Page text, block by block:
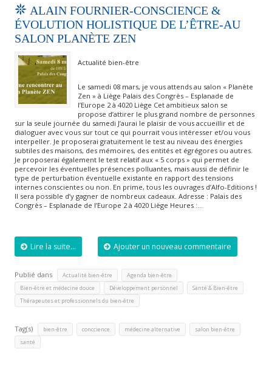
ALAIN FOURNIER-CONSCIENCE &
ÉVOLUTION HOLISTIQUE DE L’ÊTRE-AU
SALON PLANÈTE ZEN
Actualité bien-être
Le samedi 08 mars, je vous attends au salon « Planète
Zen » à Liège Palais des Congrès – Esplanade de
l’Europe 2 à 4020 Liège Cet ambitieux salon se
propose d’attirer le plus grand nombre de personnes
sur la seule journée du samedi J’aurai le plaisir de vous accueillir et de
dialoguer avec vous sur tout ce qui pourrait vous intéresser et/ou vous
interpeller. Je proposerai gratuitement le test au niveau des énergies
subtiles des maisons, des mémoires, des entités et égrégores ou autres.
Je proposerai également le test relatif aux « 5 corps » qui permet de
percevoir les éventuelles présences polluantes, mais aussi de définir le
type de perturbation éventuelle existante en rapport des tensions
internes conscientes ou non. En prime, tous les ouvrages d’Alfo-Editions !
Il sera possible d’y gagner de nombreux cadeaux. Adresse : Palais des
Congrès – Esplanade de l’Europe 2 à 4020 Liège Heures :…
Lire la suite... Ajouter un nouveau commentaire
Publié dans Actualité bien-être Agenda bien-être
Bien-être et médecine douce Développement personnel Santé & Bien-être
Thérapeutes et professionnels du bien-être
Tag(s) bien-être conccience médecine alternative salon bien-être
santé